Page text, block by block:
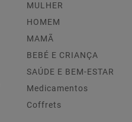
MULHER
HOMEM
MAMÃ
BEBÉ E CRIANÇA
SAÚDE E BEM-ESTAR
Medicamentos
Coffrets